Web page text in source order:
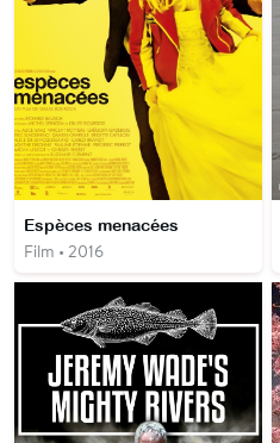
Espèces menacées
Film • 2016